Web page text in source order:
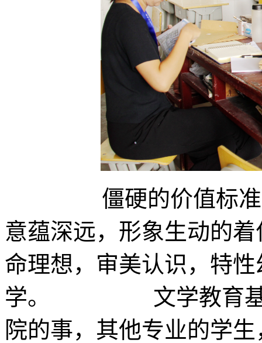
僵硬的价值标准，
意蕴深远，形象生动的
命理想，审美认识，特
学。 文学教育基本
院的事，其他专业的学